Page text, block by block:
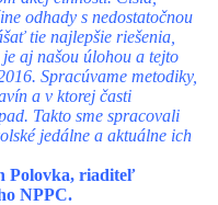
odhady s nedostatočnou
tie najlepšie riešenia,
aj našou úlohou a tejto
Spracúvame metodiky,
a v ktorej časti
Takto sme spracovali
jedálne a aktuálne ich
Polovka, riaditeľ
NPPC.